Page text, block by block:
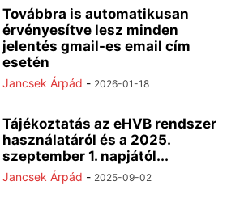
Továbbra is automatikusan
érvényesítve lesz minden
jelentés gmail-es email cím
esetén
Jancsek Árpád - 2026-01-18
Tájékoztatás az eHVB rendszer
használatáról és a 2025.
szeptember 1. napjától...
Jancsek Árpád - 2025-09-02